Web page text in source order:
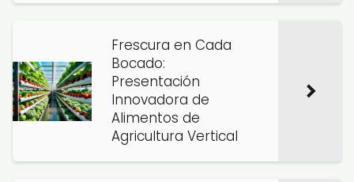
Frescura en Cada
Bocado:
Presentación
Innovadora de
Alimentos de
Agricultura Vertical